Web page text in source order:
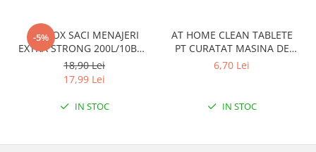
-5%
CLINOX SACI MENAJERI
EXTRA STRONG 200L/10BUC
LDPE NEGRI (90*122CM)
ETICHETA MOV
18,90 Lei
17,99 Lei
IN STOC
AT HOME CLEAN TABLETE
PT CURATAT MASINA DE
SPALAT VASE 2*40GR
6,70 Lei
IN STOC